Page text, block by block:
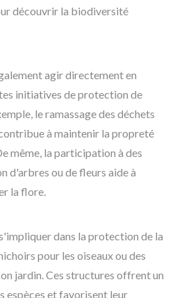
découvrir la biodiversité
agir directement en
initiatives de protection de
le ramassage des déchets
à maintenir la propreté
même, la participation à des
d'arbres ou de fleurs aide à
la flore.
dans la protection de la
pour les oiseaux ou des
jardin. Ces structures offrent un
espèces et favorisent leur